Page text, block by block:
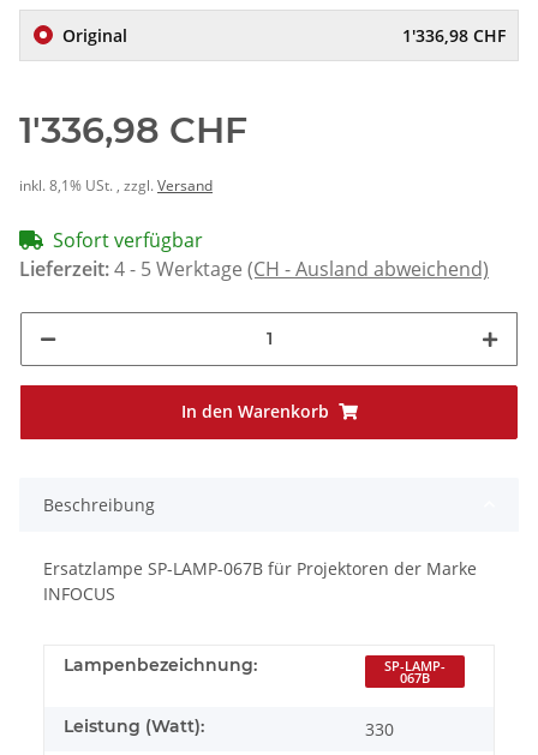
Original 1'336,98 CHF
1'336,98 CHF
inkl. 8,1% USt. , zzgl.Versand
Sofort verfügbar
Lieferzeit:4 - 5 Werktage (CH - Ausland abweichend)
In den Warenkorb
Beschreibung
Ersatzlampe SP-LAMP-067B für Projektoren der Marke
INFOCUS
Lampenbezeichnung: SP-LAMP-
067B
Leistung (Watt): 330